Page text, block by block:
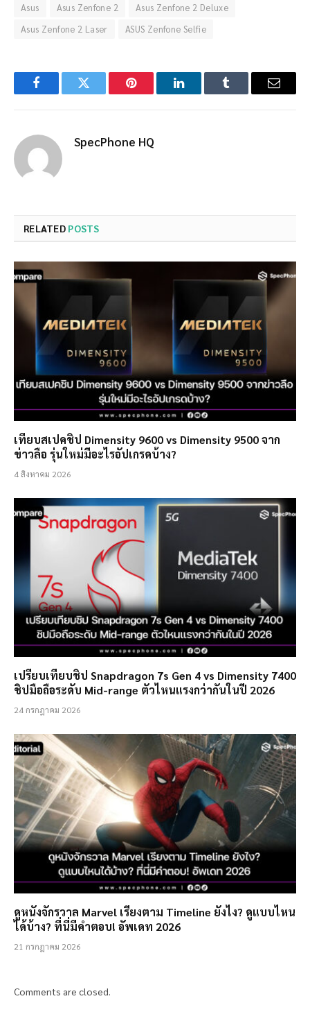
Asus Asus Zenfone 2
Asus Zenfone 2 Deluxe
Asus Zenfone 2 Laser
ASUS Zenfone Selfie
FacebookTwitter Pinterest LinkedInTumblr Email
SpecPhone HQ
RELATED POSTS
เทียบสเปคชิป Dimensity 9600 vs Dimensity 9500 จาก
ข่าวลือ รุ่นใหม่มีอะไรอัปเกรดบ้าง?
4 สิงหาคม 2026
เปรียบเทียบชิป Snapdragon 7s Gen 4 vs Dimensity 7400
ชิปมือถือระดับ Mid-range ตัวไหนแรงกว่ากันในปี 2026
24 กรกฎาคม 2026
ดูหนังจักรวาล Marvel เรียงตาม Timeline ยังไง? ดูแบบไหน
ได้บ้าง? ที่นี่มีคำตอบ! อัพเดท 2026
21 กรกฎาคม 2026
Comments are closed.